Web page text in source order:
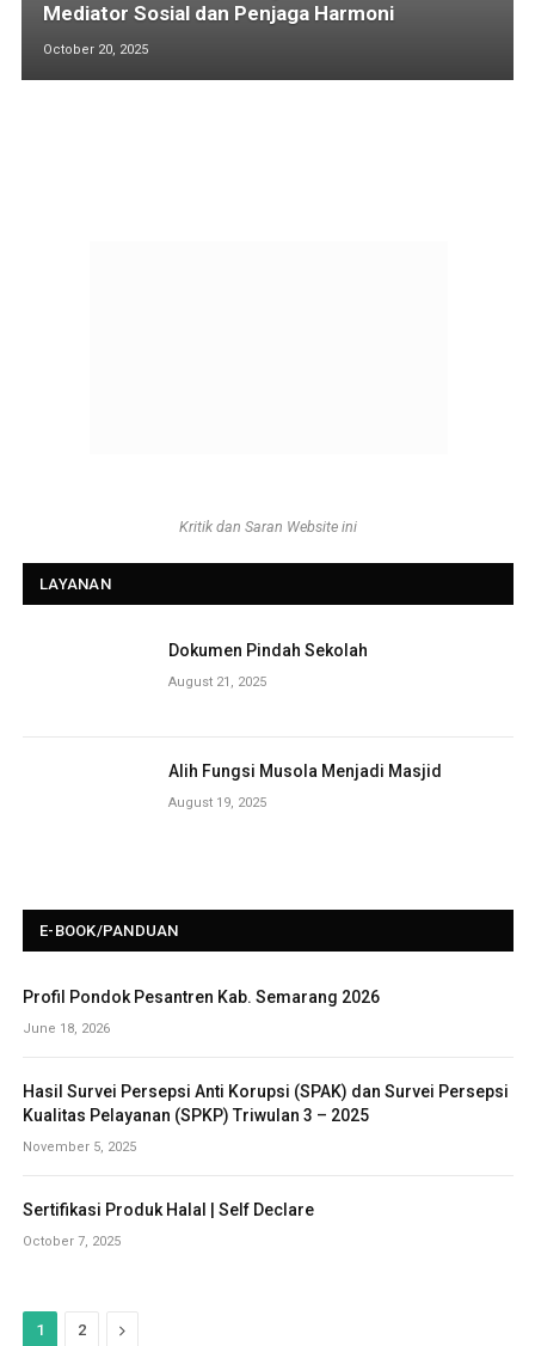
Mediator Sosial dan Penjaga Harmoni
October 20, 2025
Kritik dan Saran Website ini
LAYANAN
Dokumen Pindah Sekolah
August 21, 2025
Alih Fungsi Musola Menjadi Masjid
August 19, 2025
E-BOOK/PANDUAN
Profil Pondok Pesantren Kab. Semarang 2026
June 18, 2026
Hasil Survei Persepsi Anti Korupsi (SPAK) dan Survei Persepsi
Kualitas Pelayanan (SPKP) Triwulan 3 – 2025
November 5, 2025
Sertifikasi Produk Halal | Self Declare
October 7, 2025
1 2
N